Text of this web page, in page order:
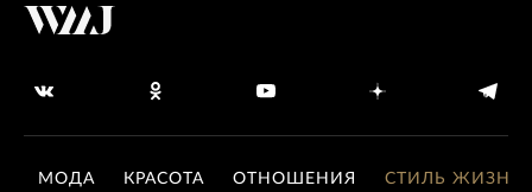
МОДА КРАСОТА ОТНОШЕНИЯ СТИЛЬ ЖИЗНИ